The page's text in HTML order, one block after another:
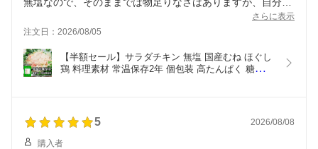
無塩なので、そのままでは物足りなさはありますが、自分好
タンパク質プラスできてとても良いと思います！
さらに表示
注文日：2026/08/05
【半額セール】サラダチキン 無塩 国産むね ほぐし
鶏 料理素材 常温保存2年 個包装 高たんぱく 糖質ゼ
不要 そのまま
5 2026/08/08
購入者